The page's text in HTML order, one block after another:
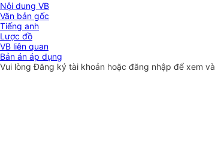
Nội dung VB
Văn bản gốc
Tiếng anh
Lược đồ
VB liên quan
Bản án áp dụng
Vui lòngĐăng ký tài khoản hoặc đăng nhập để xem